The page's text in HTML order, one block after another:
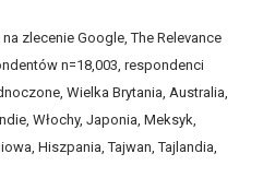
zlecenie Google, The Relevance
n=18,003, respondenci
Wielka Brytania, Australia,
Włochy, Japonia, Meksyk,
Hiszpania, Tajwan, Tajlandia,